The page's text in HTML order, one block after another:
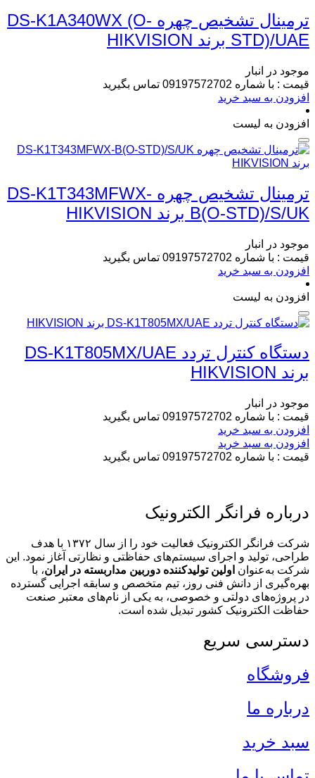
ترمینال تشخیص چهره DS-K1A340WX (O-
STD)/UAE برند HIKVISION
موجود در انبار
قیمت : با شماره 09197572702 تماس بگیرید
افزودن به سبد خرید
افزودن به لیست
ترمینال تشخیص چهره DS-K1T343MFWX-
B(O-STD)/S/UK برند HIKVISION
موجود در انبار
قیمت : با شماره 09197572702 تماس بگیرید
افزودن به سبد خرید
افزودن به لیست
دستگاه کنترل تردد DS-K1T805MX/UAE
برند HIKVISION
موجود در انبار
قیمت : با شماره 09197572702 تماس بگیرید
افزودن به سبد خرید
افزودن به سبد خرید
قیمت : با شماره 09197572702 تماس بگیرید
درباره فرانگر الکترونیک
شرکت فرانگر الکترونیک فعالیت خود را از سال ۱۳۷۲ با هدف
طراحی، تولید و اجرای سیستم‌های حفاظتی و نظارتی آغاز نمود. این
شرکت به‌عنوان اولین تولیدکننده دوربین مداربسته در ایران، با
بهره‌گیری از دانش فنی روز، تیم متخصص و سابقه اجرایی گسترده
در پروژه‌های دولتی و خصوصی، به یکی از نام‌های معتبر صنعت
حفاظت الکترونیک کشور تبدیل شده است.
دسترسی سریع
فروشگاه
درباره ما
سبد خرید